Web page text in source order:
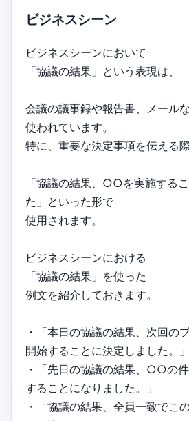
ビジネスシーン
ビジネスシーンにおいて
「協議の結果」という表現は、
会議の議事録や報告書、メール
使われています。
特に、重要な決定事項を伝える
「協議の結果、○○を実施する
た」といった形で
使用されます。
ビジネスシーンにおける
「協議の結果」を使った
例文を紹介しておきます。
・「本日の協議の結果、次回の
開始することに決定しました。」
・「先日の協議の結果、○○の
することになりました。」
・「協議の結果、全員一致でこ